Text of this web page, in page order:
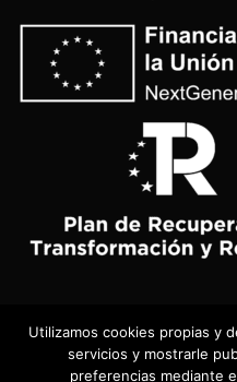
Visa
Utilizamos cookies propias y
servicios y mostrarle
preferencias mediante